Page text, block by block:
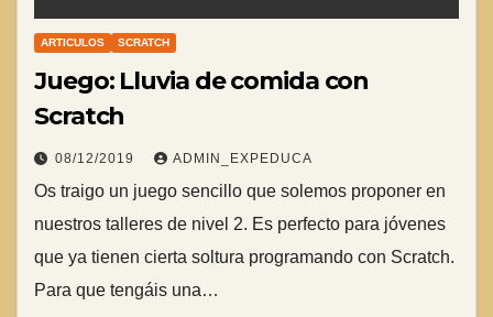
ARTICULOS SCRATCH
Juego: Lluvia de comida con
Scratch
08/12/2019 ADMIN_EXPEDUCA
Os traigo un juego sencillo que solemos proponer en
nuestros talleres de nivel 2. Es perfecto para jóvenes
que ya tienen cierta soltura programando con Scratch.
Para que tengáis una…